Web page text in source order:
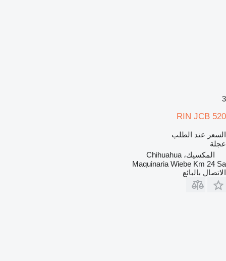
3
RIN JCB 520
السعر عند الطلب
عجلة
المكسيك، Chihuahua
Maquinaria Wiebe Km 24 Sa
الاتصال بالبائع